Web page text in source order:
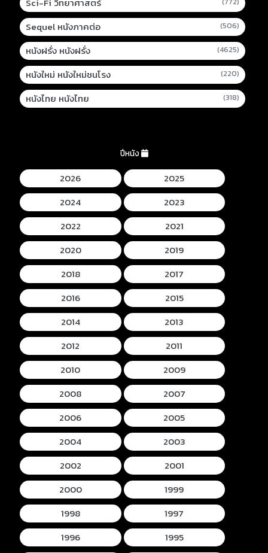
Sequel หนังภาคต่อ (506)
หนังฝรั่ง หนังฝรั่ง (4625)
หนังใหม่ หนังใหม่ชนโรง (220)
หนังไทย หนังไทย (318)
ปีหนัง
2026
2025
2024
2023
2022
2021
2020
2019
2018
2017
2016
2015
2014
2013
2012
2011
2010
2009
2008
2007
2006
2005
2004
2003
2002
2001
2000
1999
1998
1997
1996
1995